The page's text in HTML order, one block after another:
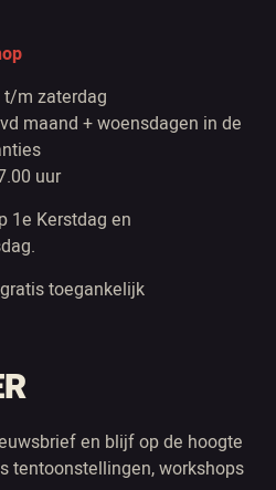
t/m zaterdag
maand + woensdagen in de
uur
1e Kerstdag en
toegankelijk
en blijf op de hoogte
tentoonstellingen, workshops